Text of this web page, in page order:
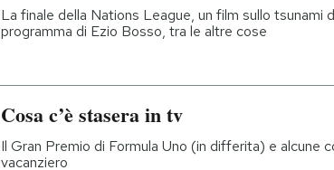
La finale della Nations League, un film sullo tsunami
programma di Ezio Bosso, tra le altre cose
Cosa c’è stasera in tv
Il Gran Premio di Formula Uno (in differita) e alcune
vacanziero